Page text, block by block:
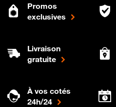
Promos
exclusives
Livraison
gratuite
À vos cotés
24h/24